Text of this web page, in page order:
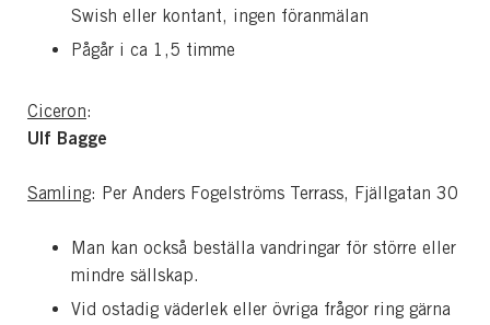
Swish eller kontant, ingen föranmälan
Pågår i ca 1,5 timme
Ciceron:
Ulf Bagge
Samling: Per Anders Fogelströms Terrass, Fjällgatan 30
Man kan också beställa vandringar för större eller
mindre sällskap.
Vid ostadig väderlek eller övriga frågor ring gärna